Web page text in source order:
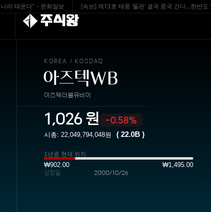
운다” - 문화일보 [속보] 제13호 태풍 ‘돌핀’ 결국 중국 간다…한반도 ‘열
주식왕
KOREA / KOSDAQ
아즈텍WB
아즈텍더블유비이
1,026원 -0.58%
시총: 22,049,794,048원 ( 22.0B )
1년중 현재 위치
₩902.00 ₩1,495.00
상장일 2000/10/26